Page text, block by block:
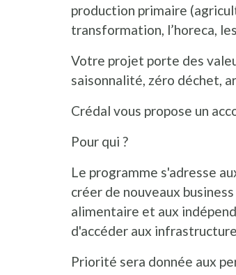
production primaire
transformation, l’horeca,
Votre projet porte des
saisonnalité, zéro déchet,
Crédal vous propose un
Pour qui ?
Le programme s'adresse
créer de nouveaux
alimentaire et aux
d'accéder aux
Priorité sera donnée aux